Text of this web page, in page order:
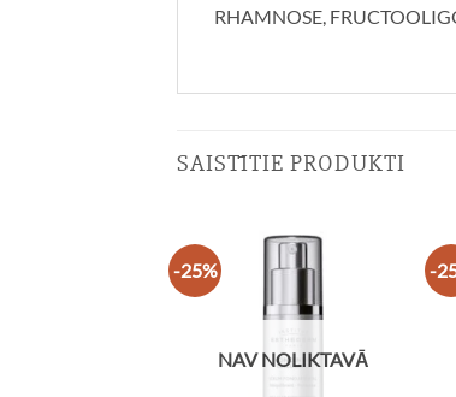
RHAMNOSE,
SAISTĪTIE PRODUKTI
-25%
NAV NOLIKTAVĀ
-